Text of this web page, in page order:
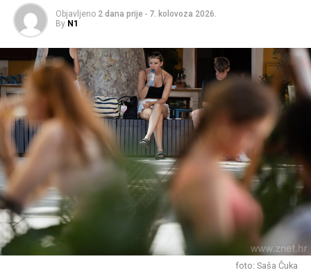
Objavljeno 2 dana prije - 7. kolovoza 2026.
By N1
foto: Saša Čuka